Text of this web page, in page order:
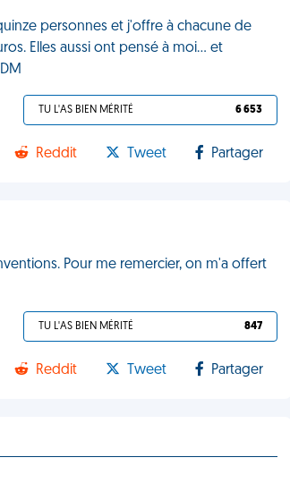
personnes et j'offre à chacune de
Elles aussi ont pensé à moi… et
TU L'AS BIEN MÉRITÉ 6 653
Reddit Tweet Partager
Pour me remercier, on m'a offert
TU L'AS BIEN MÉRITÉ 847
Reddit Tweet Partager